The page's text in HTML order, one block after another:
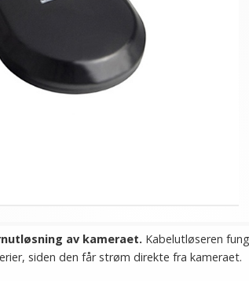
av kameraet. Kabelutløseren
siden den får strøm direkte fra kameraet.